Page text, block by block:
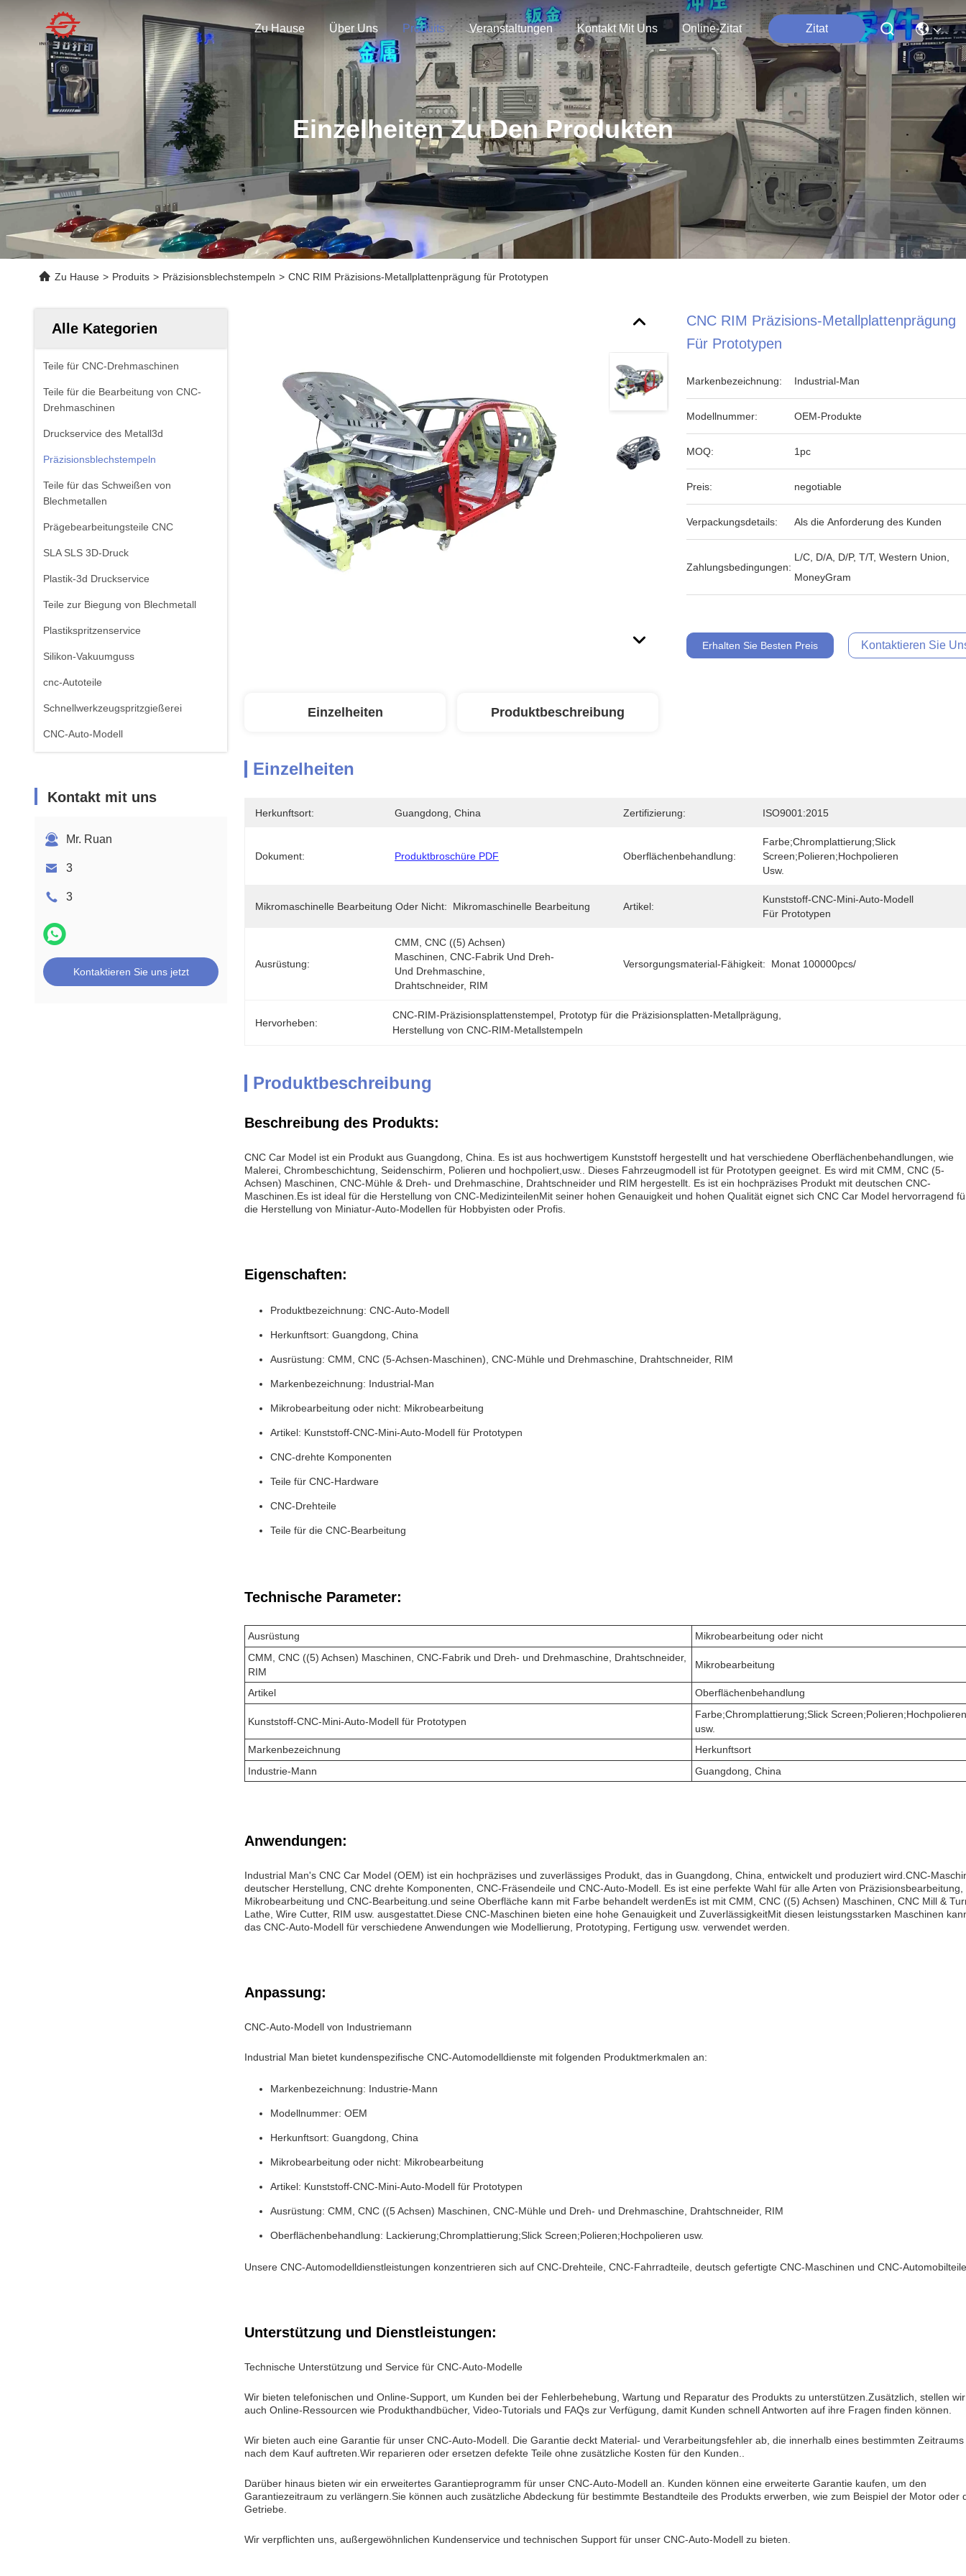
Zu Hause Über Uns Produits Veranstaltungen Kontakt Mit Uns Online-Zitat Zitat
Einzelheiten Zu Den Produkten
Zu Hause > Produits > Präzisionsblechstempeln > CNC RIM Präzisions-Metallplattenprägung für Prototypen
Alle Kategorien
Teile für CNC-Drehmaschinen
Teile für die Bearbeitung von CNC-
Drehmaschinen
Druckservice des Metall3d
Präzisionsblechstempeln
Teile für das Schweißen von
Blechmetallen
Prägebearbeitungsteile CNC
SLA SLS 3D-Druck
Plastik-3d Druckservice
Teile zur Biegung von Blechmetall
Plastikspritzenservice
Silikon-Vakuumguss
cnc-Autoteile
Schnellwerkzeugspritzgießerei
CNC-Auto-Modell
Kontakt mit uns
Mr. Ruan
3
3
Kontaktieren Sie uns jetzt
CNC RIM Präzisions-Metallplattenprägung
Für Prototypen
Markenbezeichnung: Industrial-Man
Modellnummer: OEM-Produkte
MOQ: 1pc
Preis: negotiable
Verpackungsdetails: Als die Anforderung des Kunden
Zahlungsbedingungen:
L/C, D/A, D/P, T/T, Western Union,
MoneyGram
Erhalten Sie Besten Preis Kontaktieren Sie
Einzelheiten Produktbeschreibung
Einzelheiten
Herkunftsort: Guangdong, China Zertifizierung: ISO9001:2015
Dokument: Produktbroschüre PDF Oberflächenbehandlung:
Farbe;Chromplattierung;Slick
Screen;Polieren;Hochpolieren
Usw.
Mikromaschinelle Bearbeitung Oder Nicht: Mikromaschinelle Bearbeitung Artikel:
Kunststoff-CNC-Mini-Auto-Modell
Für Prototypen
Ausrüstung:
CMM, CNC ((5) Achsen)
Maschinen, CNC-Fabrik Und Dreh-
Und Drehmaschine,
Drahtschneider, RIM
Versorgungsmaterial-Fähigkeit: Monat 100000pcs/
Hervorheben:
CNC-RIM-Präzisionsplattenstempel Prototyp für die Präzisionsplatten-Metallprägung
Herstellung von CNC-RIM-Metallstempeln
Produktbeschreibung
Beschreibung des Produkts:
CNC Car Model ist ein Produkt aus Guangdong, China. Es ist aus hochwertigem Kunststoff hergestellt und hat verschiedene Oberflächenbehandlungen, wie
Malerei, Chrombeschichtung, Seidenschirm, Polieren und hochpoliert,usw.. Dieses Fahrzeugmodell ist für Prototypen geeignet. Es wird mit CMM, CNC (5-
Achsen) Maschinen, CNC-Mühle & Dreh- und Drehmaschine, Drahtschneider und RIM hergestellt. Es ist ein hochpräzises Produkt mit deutschen CNC-
Maschinen.Es ist ideal für die Herstellung von CNC-MedizinteilenMit seiner hohen Genauigkeit und hohen Qualität eignet sich CNC Car Model hervorragend
die Herstellung von Miniatur-Auto-Modellen für Hobbyisten oder Profis.
Eigenschaften:
Produktbezeichnung: CNC-Auto-Modell
Herkunftsort: Guangdong, China
Ausrüstung: CMM, CNC (5-Achsen-Maschinen), CNC-Mühle und Drehmaschine, Drahtschneider, RIM
Markenbezeichnung: Industrial-Man
Mikrobearbeitung oder nicht: Mikrobearbeitung
Artikel: Kunststoff-CNC-Mini-Auto-Modell für Prototypen
CNC-drehte Komponenten
Teile für CNC-Hardware
CNC-Drehteile
Teile für die CNC-Bearbeitung
Technische Parameter:
Ausrüstung
Mikrobearbeitung oder nicht
CMM, CNC ((5) Achsen) Maschinen, CNC-Fabrik und Dreh- und Drehmaschine, Drahtschneider,
RIM
Mikrobearbeitung
Artikel Oberflächenbehandlung
Kunststoff-CNC-Mini-Auto-Modell für Prototypen
Farbe;Chromplattierung;Slick Screen;Polieren;Hochpolieren
usw.
Markenbezeichnung
Herkunftsort
Industrie-Mann
Guangdong, China
Anwendungen:
Industrial Man's CNC Car Model (OEM) ist ein hochpräzises und zuverlässiges Produkt, das in Guangdong, China, entwickelt und produziert wird.CNC-
deutscher Herstellung, CNC drehte Komponenten, CNC-Fräsendeile und CNC-Auto-Modell. Es ist eine perfekte Wahl für alle Arten von Präzisionsbearbeitung,
Mikrobearbeitung und CNC-Bearbeitung.und seine Oberfläche kann mit Farbe behandelt werdenEs ist mit CMM, CNC ((5) Achsen) Maschinen, CNC Mill &
Lathe, Wire Cutter, RIM usw. ausgestattet.Diese CNC-Maschinen bieten eine hohe Genauigkeit und ZuverlässigkeitMit diesen leistungsstarken Maschinen
das CNC-Auto-Modell für verschiedene Anwendungen wie Modellierung, Prototyping, Fertigung usw. verwendet werden.
Anpassung:
CNC-Auto-Modell von Industriemann
Industrial Man bietet kundenspezifische CNC-Automodelldienste mit folgenden Produktmerkmalen an:
Markenbezeichnung: Industrie-Mann
Modellnummer: OEM
Herkunftsort: Guangdong, China
Mikrobearbeitung oder nicht: Mikrobearbeitung
Artikel: Kunststoff-CNC-Mini-Auto-Modell für Prototypen
Ausrüstung: CMM, CNC ((5 Achsen) Maschinen, CNC-Mühle und Dreh- und Drehmaschine, Drahtschneider, RIM
Oberflächenbehandlung: Lackierung;Chromplattierung;Slick Screen;Polieren;Hochpolieren usw.
Unsere CNC-Automodelldienstleistungen konzentrieren sich auf CNC-Drehteile, CNC-Fahrradteile, deutsch gefertigte CNC-Maschinen und CNC-
Unterstützung und Dienstleistungen:
Technische Unterstützung und Service für CNC-Auto-Modelle
Wir bieten telefonischen und Online-Support, um Kunden bei der Fehlerbehebung, Wartung und Reparatur des Produkts zu unterstützen.Zusätzlich, stellen wir
auch Online-Ressourcen wie Produkthandbücher, Video-Tutorials und FAQs zur Verfügung, damit Kunden schnell Antworten auf ihre Fragen finden können.
Wir bieten auch eine Garantie für unser CNC-Auto-Modell. Die Garantie deckt Material- und Verarbeitungsfehler ab, die innerhalb eines bestimmten Zeitraums
nach dem Kauf auftreten.Wir reparieren oder ersetzen defekte Teile ohne zusätzliche Kosten für den Kunden..
Darüber hinaus bieten wir ein erweitertes Garantieprogramm für unser CNC-Auto-Modell an. Kunden können eine erweiterte Garantie kaufen, um den
Garantiezeitraum zu verlängern.Sie können auch zusätzliche Abdeckung für bestimmte Bestandteile des Produkts erwerben, wie zum Beispiel der Motor oder
Getriebe.
Wir verpflichten uns, außergewöhnlichen Kundenservice und technischen Support für unser CNC-Auto-Modell zu bieten.